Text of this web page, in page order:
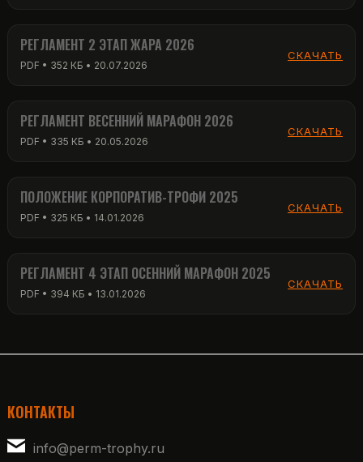
РЕГЛАМЕНТ 2 ЭТАП ЖАРА 2026
РЕГЛАМЕНТ ВЕСЕННИЙ МАРАФОН 2026
ПОЛОЖЕНИЕ КОРПОРАТИВ-ТРОФИ 2025
РЕГЛАМЕНТ 4 ЭТАП ОСЕННИЙ МАРАФОН 2025
КОНТАКТЫ